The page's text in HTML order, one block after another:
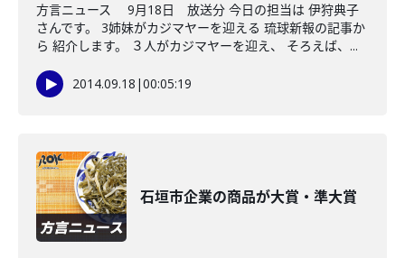
方言ニュース 9月18日 放送分 今日の担当は 伊狩典子
さんです。 3姉妹がカジマヤーを迎える 琉球新報の記事か
ら 紹介します。 ３人がカジマヤーを迎え、 そろえば、...
2014.09.18 |00:05:19
石垣市企業の商品が大賞・準大賞